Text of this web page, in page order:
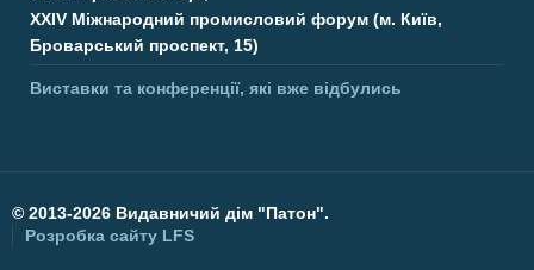
XXIV Міжнародний промисловий форум (м. Київ,
Броварський проспект, 15)
Виставки та конференції, які вже відбулись
© 2013-2026 Видавничий дім "Патон".
Розробка сайту LFS